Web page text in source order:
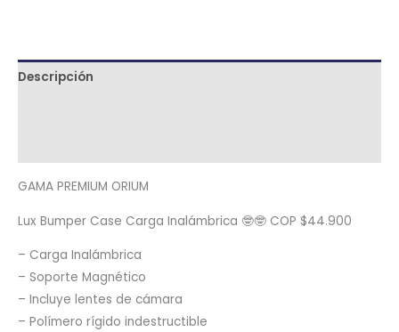
Descripción
GAMA PREMIUM ORIUM
Lux Bumper Case Carga Inalámbrica 🤓🤓 COP $44.900
– Carga Inalámbrica
– Soporte Magnético
– Incluye lentes de cámara
– Polímero rígido indestructible